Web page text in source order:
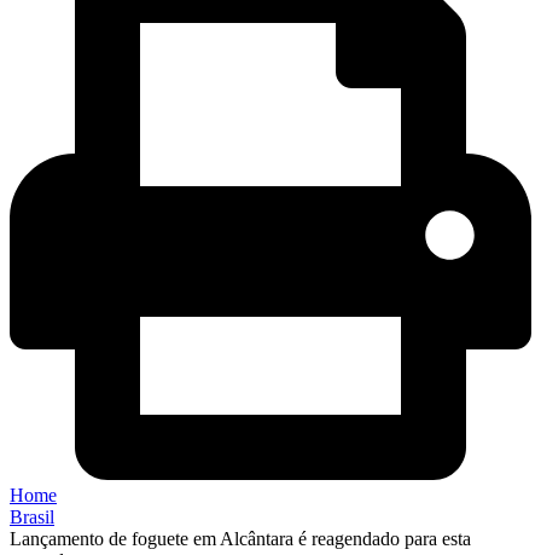
Home
Brasil
Lançamento de foguete em Alcântara é reagendado para esta